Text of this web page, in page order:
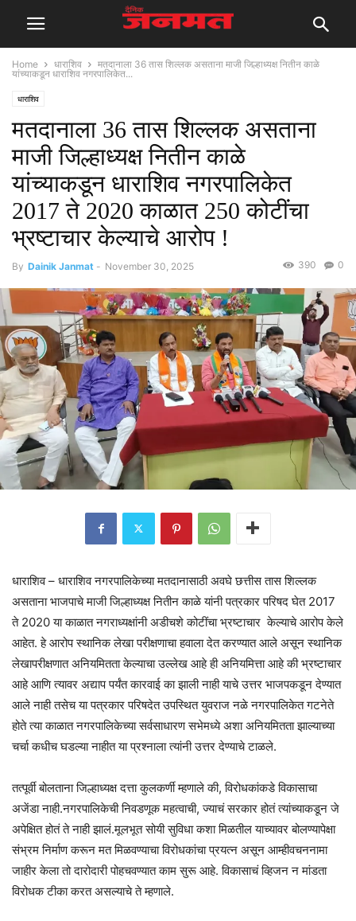
Home धाराशिव
मतदानाला 36 तास शिल्लक असताना माजी जिल्हाध्यक्ष नितीन काळे
यांच्याकडून धाराशिव नगरपालिकेत...
धाराशिव
मतदानाला 36 तास शिल्लक असताना
माजी जिल्हाध्यक्ष नितीन काळे
यांच्याकडून धाराशिव नगरपालिकेत
2017 ते 2020 काळात 250 कोटींचा
भ्रष्टाचार केल्याचे आरोप !
By Dainik Janmat - November 30, 2025 0
390
धाराशिव – धाराशिव नगरपालिकेच्या मतदानासाठी अवघे छत्तीस तास शिल्लक
असताना भाजपाचे माजी जिल्हाध्यक्ष नितीन काळे यांनी पत्रकार परिषद घेत 2017
ते 2020 या काळात नगराध्यक्षांनी अडीचशे कोटींचा भ्रष्टाचार केल्याचे आरोप केले
आहेत. हे आरोप स्थानिक लेखा परीक्षणाचा हवाला देत करण्यात आले असून स्थानिक
लेखापरीक्षणात अनियमितता केल्याचा उल्लेख आहे ही अनियमित्ता आहे की भ्रष्टाचार
आहे आणि त्यावर अद्याप पर्यंत कारवाई का झाली नाही याचे उत्तर भाजपकडून देण्यात
आले नाही तसेच या पत्रकार परिषदेत उपस्थित युवराज नळे नगरपालिकेत गटनेते
होते त्या काळात नगरपालिकेच्या सर्वसाधारण सभेमध्ये अशा अनियमितता झाल्याच्या
चर्चा कधीच घडल्या नाहीत या प्रश्नाला त्यांनी उत्तर देण्याचे टाळले.
तत्पूर्वी बोलताना जिल्हाध्यक्ष दत्ता कुलकर्णी म्हणाले की, विरोधकांकडे विकासाचा
अजेंडा नाही.नगरपालिकेची निवडणूक महत्वाची, ज्याचं सरकार होतं त्यांच्याकडून जे
अपेक्षित होतं ते नाही झालं.मूलभूत सोयी सुविधा कशा मिळतील याच्यावर बोलण्यापेक्षा
संभ्रम निर्माण करून मत मिळवण्याचा विरोधकांचा प्रयत्न असून आम्हीवचननामा
जाहीर केला तो दारोदारी पोहचवण्यात काम सुरू आहे. विकासाचं व्हिजन न मांडता
विरोधक टीका करत असल्याचे ते म्हणाले.